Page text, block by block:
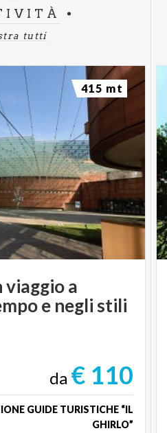
tutti
viaggioa
e negli stili
da € 110
GUIDE TURISTICHE “IL
GHIRLO”
415 mt